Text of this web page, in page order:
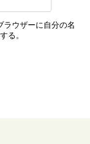
ラウザーに自分の名
る。